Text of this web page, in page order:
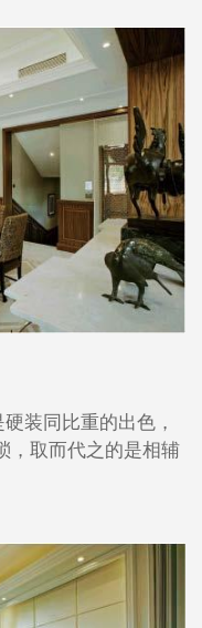
装同比重的出色，
，取而代之的是相辅